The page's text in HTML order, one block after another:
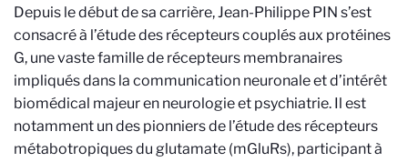
Depuis le début de sa carrière, Jean-Philippe PIN s’est
consacré à l’étude des récepteurs couplés aux protéines
G, une vaste famille de récepteurs membranaires
impliqués dans la communication neuronale et d’intérêt
biomédical majeur en neurologie et psychiatrie. Il est
notamment un des pionniers de l’étude des récepteurs
métabotropiques du glutamate (mGluRs), participant à